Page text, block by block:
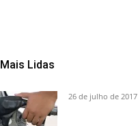
Mais Lidas
26 de julho de 2017